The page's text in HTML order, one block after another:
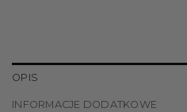
OPIS
INFORMACJE DODATKOWE